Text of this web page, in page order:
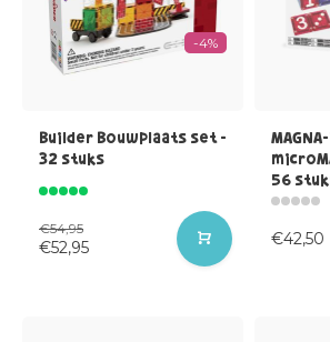
-4%
Builder Bouwplaats set -
32 stuks
€54,95
€52,95
56
€42,50